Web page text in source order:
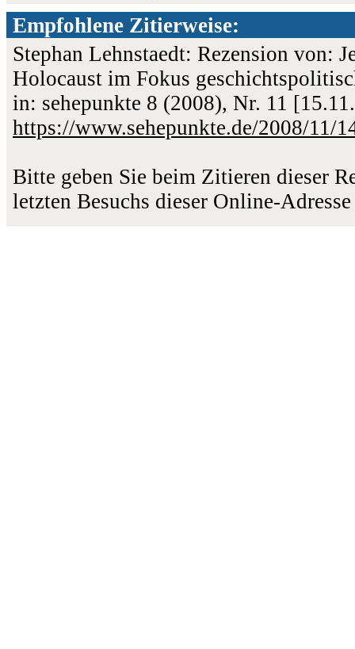
Empfohlene Zitierweise:
Stephan Lehnstaedt: Rezension von:
Holocaust im Fokus
in: sehepunkte 8 (2008), Nr. 11
https://www.sehepunkte.de/2008/11/
Bitte geben Sie beim Zitieren dieser
letzten Besuchs dieser Online-Adresse